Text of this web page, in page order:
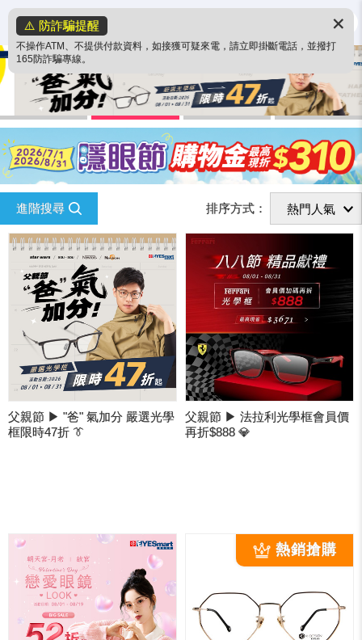
⚠️ 防詐騙提醒
不操作ATM、不提供付款資料，如接獲可疑來電，請立即掛斷電話，並撥打
165防詐騙專線。
✕
進階搜尋 排序方式：
父親節 ▶ "爸" 氣加分 嚴選光學
框限時47折 👔
父親節 ▶ 法拉利光學框會員價
再折$888 💎